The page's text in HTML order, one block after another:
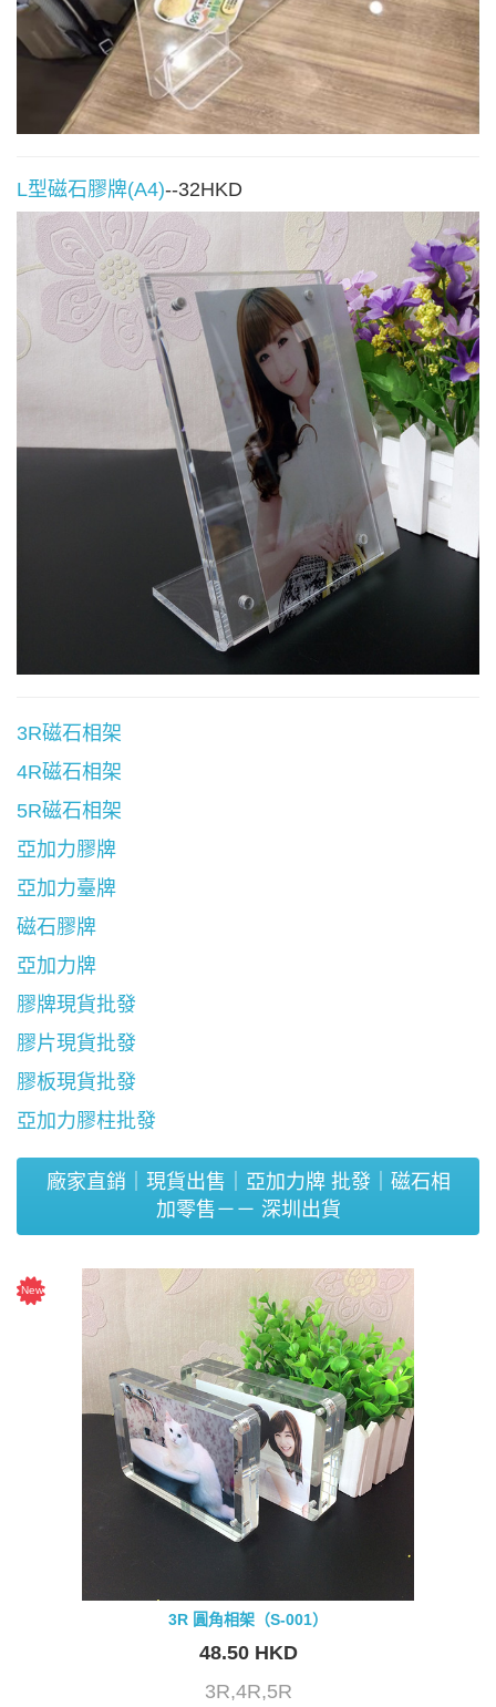
L型磁石膠牌(A4)--32HKD
3R磁石相架
4R磁石相架
5R磁石相架
亞加力膠牌
亞加力臺牌
磁石膠牌
亞加力牌
膠牌現貨批發
膠片現貨批發
膠板現貨批發
亞加力膠柱批發
廠家直銷｜現貨出售｜亞加力牌 批發｜磁石相
加零售－－ 深圳出貨
3R 圓角相架（S-001）
48.50 HKD
3R,4R,5R